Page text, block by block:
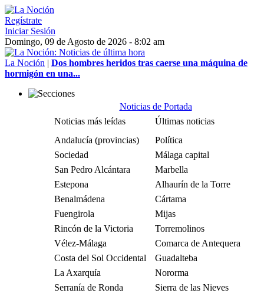
Regístrate
Iniciar Sesión
Domingo, 09 de Agosto de 2026 - 8:02 am
La Noción | Dos hombres heridos tras caerse una máquina de
hormigón en una...
Noticias de Portada
Noticias más leídas
Últimas noticias
Andalucía (provincias)
Política
Sociedad
Málaga capital
San Pedro Alcántara
Marbella
Estepona
Alhaurín de la Torre
Benalmádena
Cártama
Fuengirola
Mijas
Rincón de la Victoria
Torremolinos
Vélez-Málaga
Comarca de Antequera
Costa del Sol Occidental
Guadalteba
La Axarquía
Nororma
Serranía de Ronda
Sierra de las Nieves